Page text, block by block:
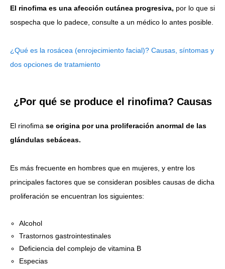
El rinofima es una afección cutánea progresiva, por lo que si
sospecha que lo padece, consulte a un médico lo antes posible.
¿Qué es la rosácea (enrojecimiento facial)? Causas, síntomas y
dos opciones de tratamiento
¿Por qué se produce el rinofima? Causas
El rinofima se origina por una proliferación anormal de las
glándulas sebáceas.
Es más frecuente en hombres que en mujeres, y entre los
principales factores que se consideran posibles causas de dicha
proliferación se encuentran los siguientes:
Alcohol
Trastornos gastrointestinales
Deficiencia del complejo de vitamina B
Especias